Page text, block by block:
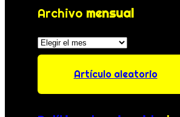
Archivo mensual
Archivos
Artículo aleatorio